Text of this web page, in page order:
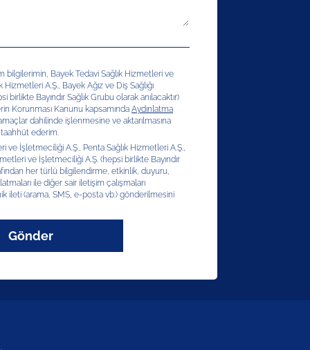
bilgilerimin, Bayek Tedavi Sağlık Hizmetleri ve
Hizmetleri A.Ş., Bayek Ağız ve Diş Sağlığı
Bayındır Sağlık Grubu olarak anılacaktır)
Korunması Kanunu kapsamında Aydınlatma
dahilinde işlenmesine ve aktarılmasına
ederim.
ve İşletmeciliği A.Ş., Penta Sağlık Hizmetleri A.Ş.,
ve İşletmeciliği A.Ş. (hepsi birlikte Bayındır
her türlü bilgilendirme, etkinlik, duyuru,
ile diğer sair iletişim çalışmaları
ileti (arama, SMS, e-posta vb.) gönderilmesini
Gönder